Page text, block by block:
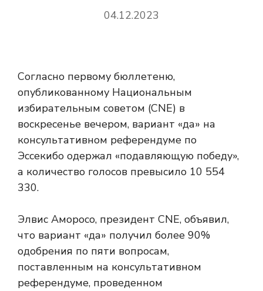
04.12.2023
Согласно первому бюллетеню,
опубликованному Национальным
избирательным советом (CNE) в
воскресенье вечером, вариант «да» на
консультативном референдуме по
Эссекибо одержал «подавляющую победу»,
а количество голосов превысило 10 554
330.
Элвис Аморосо, президент CNE, объявил,
что вариант «да» получил более 90%
одобрения по пяти вопросам,
поставленным на консультативном
референдуме, проведенном